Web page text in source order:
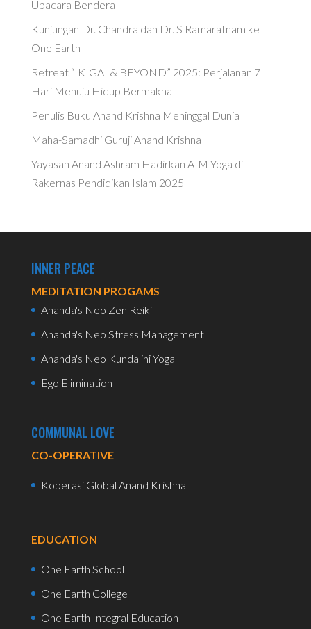
Upacara Bendera
Kunjungan Dr. Chandra dan Dr. S Ramaratnam ke
One Earth
Retreat “IKIGAI & BEYOND” 2025: Perjalanan 7
Hari Menuju Hidup Bermakna
Penulis Buku Anand Krishna Meninggal Dunia
Maha-Samadhi Guruji Anand Krishna
Yayasan Anand Ashram Hadirkan AIM Yoga di
Rakernas Pendidikan Islam 2025
INNER PEACE
MEDITATION PROGAMS
Ananda's Neo Zen Reiki
Ananda's Neo Stress Management
Ananda's Neo Kundalini Yoga
Ego Elimination
COMMUNAL LOVE
CO-OPERATIVE
Koperasi Global Anand Krishna
EDUCATION
One Earth School
One Earth College
One Earth Integral Education